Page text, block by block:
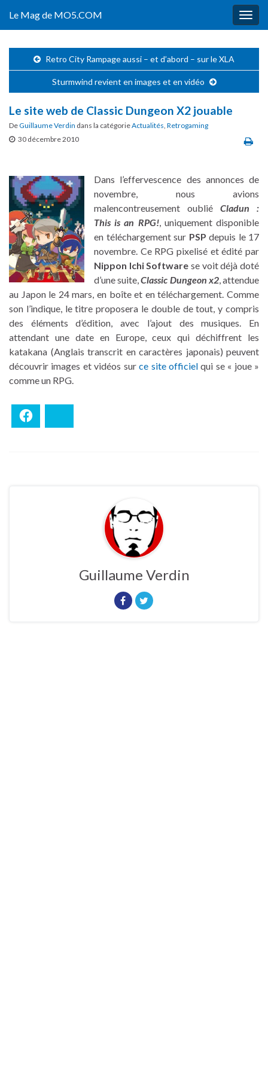
Le Mag de MO5.COM
Retro City Rampage aussi – et d’abord – sur le XLA
Sturmwind revient en images et en vidéo
Le site web de Classic Dungeon X2 jouable
DeGuillaume Verdin dans la catégorieActualités, Retrogaming
30 décembre 2010
Dans l’effervescence des annonces de
novembre, nous avions
malencontreusement oublié Cladun :
This is an RPG!, uniquement disponible
en téléchargement sur PSP depuis le 17
novembre. Ce RPG pixelisé et édité par
Nippon Ichi Software se voit déjà doté
d’une suite,Classic Dungeon x2, attendue
au Japon le 24 mars, en boîte et en téléchargement. Comme
son l’indique, le titre proposera le double de tout, y compris
des éléments d’édition, avec l’ajout des musiques. En
attendant une date en Europe, ceux qui déchiffrent les
katakana (Anglais transcrit en caractères japonais) peuvent
découvrir images et vidéos surce site officielqui se « joue »
comme un RPG.
Guillaume Verdin